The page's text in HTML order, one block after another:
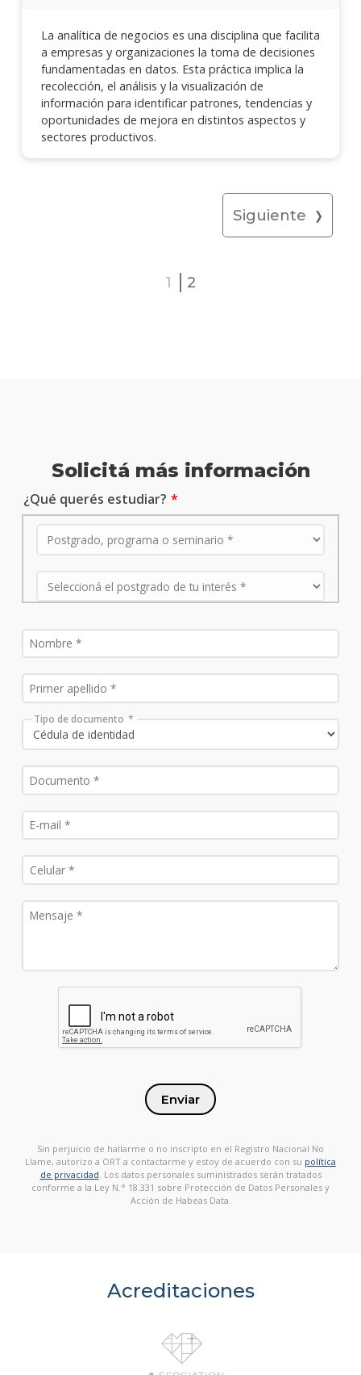
La analítica de negocios es una disciplina que facilita
a empresas y organizaciones la toma de decisiones
fundamentadas en datos. Esta práctica implica la
recolección, el análisis y la visualización de
información para identificar patrones, tendencias y
oportunidades de mejora en distintos aspectos y
sectores productivos.
1 2
Siguiente
Solicitá más información
¿Qué querés estudiar?
Tipo de documento
Enviar
Sin perjuicio de hallarme o no inscripto en el Registro Nacional No
Llame, autorizo a ORT a contactarme y estoy de acuerdo con su política
de privacidad. Los datos personales suministrados serán tratados
conforme a la Ley N.° 18.331 sobre Protección de Datos Personales y
Acción de Habeas Data.
Acreditaciones